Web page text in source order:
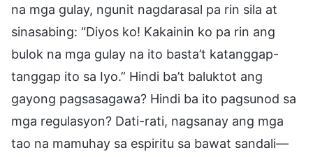
na mga gulay, ngunit nagdarasal pa rin sila at
sinasabing: “Diyos ko! Kakainin ko pa rin ang
bulok na mga gulay na ito basta’t katanggap-
tanggap ito sa Iyo.” Hindi ba’t baluktot ang
gayong pagsasagawa? Hindi ba ito pagsunod sa
mga regulasyon? Dati-rati, nagsanay ang mga
tao na mamuhay sa espiritu sa bawat sandali—